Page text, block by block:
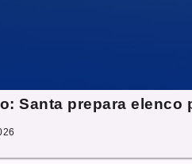
Santa prepara elenco